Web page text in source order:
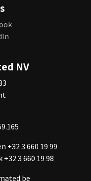
NV
+32 3 660 19 99
3 660 19 98